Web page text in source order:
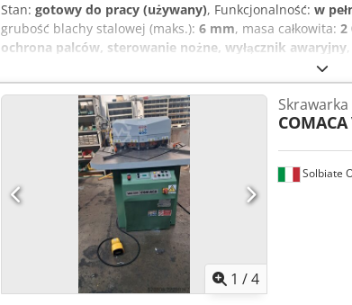
Stan: gotowy do pracy (używany), Funkcjonalność: w
grubość blachy stalowej (maks.): 6 mm, masa całkowita: 2
ochrona palców, sterowanie nożne, wyłącznik awaryjny
Boschert Typ: K30 – 120 Wykrawarka Trumpf Rok
Wysokość: 1,5 x 1,6 x 1,4 m Waga: 2.000 kg Wymiary
Cjdpfx Aozcm Ncsfvorf Zakres kątów: 30 - 120° (płynnie
cięcia: 6 mm w ST 40, 4 mm w stali nierdzewnej Stacja 2
wykrawania: 12,5 t Średnica wykrawania: max 105 mm
Maszyna znajduje się w bardzo dobrym stanie.
naszej ekspozycji.
1 /4
Solbiate
Skrawarka
COMACA